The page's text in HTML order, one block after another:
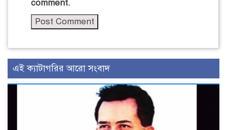
comment.
এই ক্যাটাগরির আরো সংবাদ